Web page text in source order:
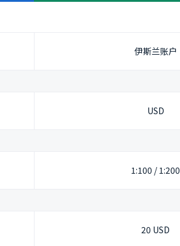
伊斯兰账户
USD
1:100 / 1:200
20 USD